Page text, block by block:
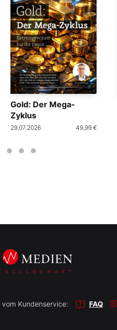
Gold: Der Mega-
Zyklus
29.07.2026 49,99 €
Kundenservice: FAQ